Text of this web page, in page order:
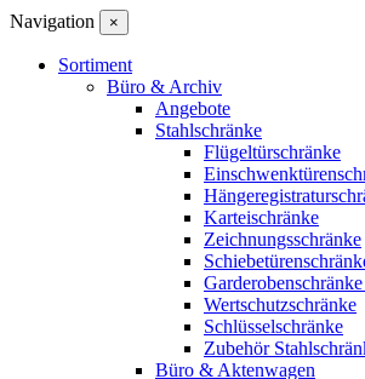
Navigation ×
Sortiment
Büro & Archiv
Angebote
Stahlschränke
Flügeltürschränke
Karteischränke
Zeichnungsschränke
Wertschutzschränke
Schlüsselschränke
Zubehör
Büro & Aktenwagen